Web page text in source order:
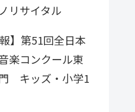
リサイタル
】第51回全日本
楽コンクール東
キッズ・小学1